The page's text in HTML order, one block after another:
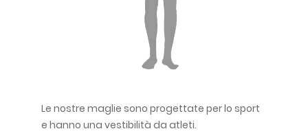
Le nostre maglie sono progettate per lo sport
e hanno una vestibilità da atleti.